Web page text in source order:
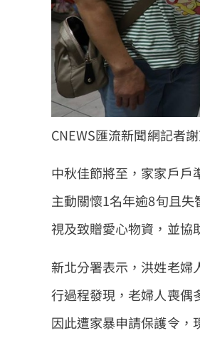
CNEWS匯流新聞網記者
中秋佳節將至，家家戶戶
主動關懷1名年逾8旬且
視及致贈愛心物資，並協
新北分署表示，洪姓老婦
行過程發現，老婦人喪偶
因此遭家暴申請保護令，